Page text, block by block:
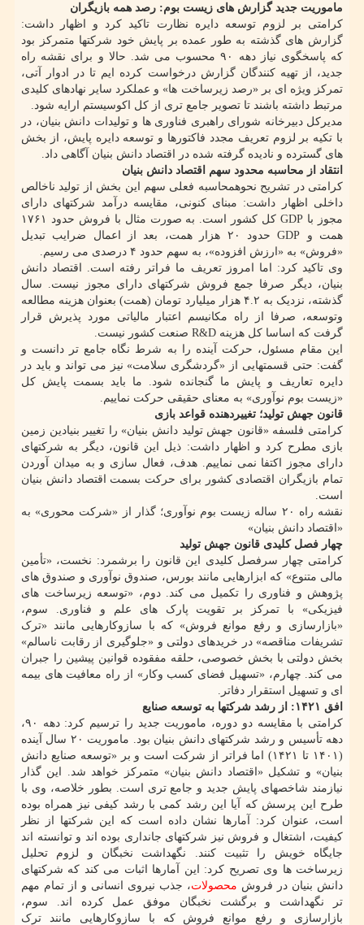
ماموریت جدید گزارش های زیست بوم: رصد همه بازیگران
کرامتی بر لزوم توسعه دایره نظارت تاکید کرد و اظهار داشت:
گزارش های گذشته به طور عمده بر پایش خود شرکتها متمرکز بود
که پاسخگوی نیاز دهه ۹۰ محسوب می شد. حالا و برای نقشه راه
جدید، از تهیه کنندگان گزارش درخواست کرده ایم تا در ادوار آتی،
تمرکز ویژه ای بر «رصد زیرساخت ها» و عملکرد سایر نهادهای کلیدی
مرتبط داشته باشند تا تصویر جامع تری از کل اکوسیستم ارایه شود.
مدیرکل دبیرخانه شورای راهبری فناوری ها و تولیدات دانش بنیان، در
با تکیه بر لزوم تعریف مجدد فاکتورها و توسعه دایره پایش، از بخش
های گسترده و نادیده گرفته شده در اقتصاد دانش بنیان آگاهی داد.
انتقاد از محاسبه محدود سهم اقتصاد دانش بنیان
کرامتی در تشریح نحوهمحاسبه فعلی سهم این بخش از تولید ناخالص
داخلی اظهار داشت: مبنای کنونی، مقایسه درآمد شرکتهای دارای
مجوز با GDP کل کشور است. به صورت مثال با فروش حدود ۱۷۶۱
همت و GDP حدود ۲۰ هزار همت، بعد از اعمال ضرایب تبدیل
«فروش» به «ارزش افزوده»، به سهم حدود ۴ درصدی می رسیم.
وی تاکید کرد: اما امروز تعریف ما فراتر رفته است. اقتصاد دانش
بنیان، دیگر صرفا جمع فروش شرکتهای دارای مجوز نیست. سال
گذشته، نزدیک به ۴.۲ هزار میلیارد تومان (همت) بعنوان هزینه مطالعه
وتوسعه، صرفا از راه مکانیسم اعتبار مالیاتی مورد پذیرش قرار
گرفت که اساسا کل هزینه R&D صنعت کشور نیست.
این مقام مسئول، حرکت آینده را به شرط نگاه جامع تر دانست و
گفت: حتی قسمتهایی از «گردشگری سلامت» نیز می تواند و باید در
دایره تعاریف و پایش ما گنجانده شود. ما باید بسمت پایش کل
«زیست بوم نوآوری» به معنای حقیقی حرکت نماییم.
قانون جهش تولید؛ تغییردهنده قواعد بازی
کرامتی فلسفه «قانون جهش تولید دانش بنیان» را تغییر بنیادین زمین
بازی مطرح کرد و اظهار داشت: ذیل این قانون، دیگر به شرکتهای
دارای مجوز اکتفا نمی نماییم. هدف، فعال سازی و به میدان آوردن
تمام بازیگران اقتصادی کشور برای حرکت بسمت اقتصاد دانش بنیان
است.
نقشه راه ۲۰ ساله زیست بوم نوآوری؛ گذار از «شرکت محوری» به
«اقتصاد دانش بنیان»
چهار فصل کلیدی قانون جهش تولید
کرامتی چهار سرفصل کلیدی این قانون را برشمرد: نخست، «تأمین
مالی متنوع» که ابزارهایی مانند بورس، صندوق نوآوری و صندوق های
پژوهش و فناوری را تکمیل می کند. دوم، «توسعه زیرساخت های
فیزیکی» با تمرکز بر تقویت پارک های علم و فناوری. سوم،
«بازارسازی و رفع موانع فروش» که با سازوکارهایی مانند «ترک
تشریفات مناقصه» در خریدهای دولتی و «جلوگیری از رقابت ناسالم»
بخش دولتی با بخش خصوصی، حلقه مفقوده قوانین پیشین را جبران
می کند. چهارم، «تسهیل فضای کسب وکار» از راه معافیت های بیمه
ای و تسهیل استقرار دفاتر.
افق ۱۴۲۱: از رشد شرکتها به توسعه صنایع
کرامتی با مقایسه دو دوره، ماموریت جدید را ترسیم کرد: دهه ۹۰،
دهه تأسیس و رشد شرکتهای دانش بنیان بود. ماموریت ۲۰ سال آینده
(۱۴۰۱ تا ۱۴۲۱) اما فراتر از شرکت است و بر «توسعه صنایع دانش
بنیان» و تشکیل «اقتصاد دانش بنیان» متمرکز خواهد شد. این گذار
نیازمند شاخصهای پایش جدید و جامع تری است. بطور خلاصه، وی با
طرح این پرسش که آیا این رشد کمی با رشد کیفی نیز همراه بوده
است، عنوان کرد: آمارها نشان داده است که این شرکتها از نظر
کیفیت، اشتغال و فروش نیز شرکتهای جانداری بوده اند و توانسته اند
جایگاه خویش را تثبیت کنند. نگهداشت نخبگان و لزوم تحلیل
زیرساخت ها وی تصریح کرد: این آمارها اثبات می کند که شرکتهای
دانش بنیان در فروش محصولات، جذب نیروی انسانی و از تمام مهم
تر نگهداشت و برگشت نخبگان موفق عمل کرده اند. سوم،
بازارسازی و رفع موانع فروش که با سازوکارهایی مانند ترک